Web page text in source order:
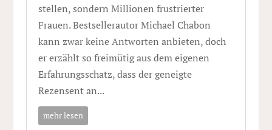
stellen, sondern Millionen frustrierter
Frauen. Bestsellerautor Michael Chabon
kann zwar keine Antworten anbieten, doch
er erzählt so freimütig aus dem eigenen
Erfahrungsschatz, dass der geneigte
Rezensent an...
mehr lesen